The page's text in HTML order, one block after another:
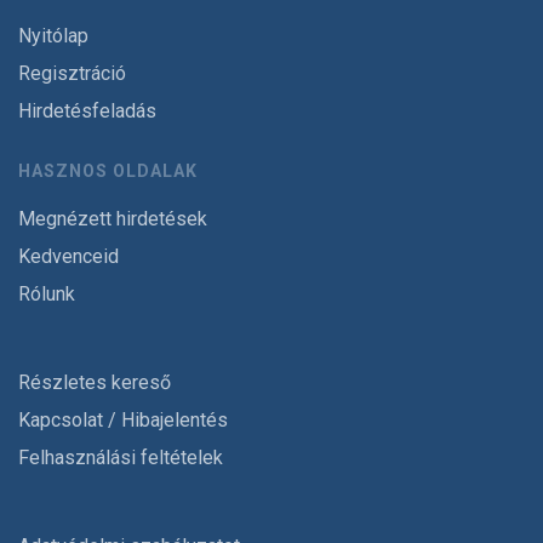
Nyitólap
Regisztráció
Hirdetésfeladás
HASZNOS OLDALAK
Megnézett hirdetések
Kedvenceid
Rólunk
Részletes kereső
Kapcsolat / Hibajelentés
Felhasználási feltételek